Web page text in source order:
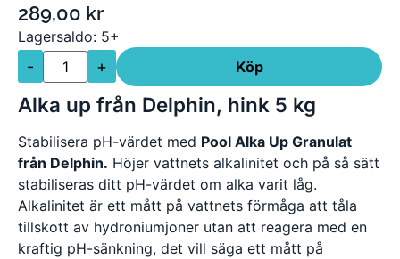
289,00 kr
Lagersaldo: 5+
- + Köp
Alka up från Delphin, hink 5 kg
Stabilisera pH-värdet med Pool Alka Up Granulat
från Delphin. Höjer vattnets alkalinitet och på så sätt
stabiliseras ditt pH-värdet om alka varit låg.
Alkalinitet är ett mått på vattnets förmåga att tåla
tillskott av hydroniumjoner utan att reagera med en
kraftig pH-sänkning, det vill säga ett mått på